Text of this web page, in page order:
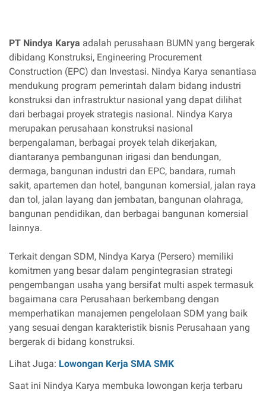
PT Nindya Karya adalah perusahaan BUMN yang bergerak
dibidang Konstruksi, Engineering Procurement
Construction (EPC) dan Investasi. Nindya Karya senantiasa
mendukung program pemerintah dalam bidang industri
konstruksi dan infrastruktur nasional yang dapat dilihat
dari berbagai proyek strategis nasional. Nindya Karya
merupakan perusahaan konstruksi nasional
berpengalaman, berbagai proyek telah dikerjakan,
diantaranya pembangunan irigasi dan bendungan,
dermaga, bangunan industri dan EPC, bandara, rumah
sakit, apartemen dan hotel, bangunan komersial, jalan raya
dan tol, jalan layang dan jembatan, bangunan olahraga,
bangunan pendidikan, dan berbagai bangunan komersial
lainnya.
Terkait dengan SDM, Nindya Karya (Persero) memiliki
komitmen yang besar dalam pengintegrasian strategi
pengembangan usaha yang bersifat multi aspek termasuk
bagaimana cara Perusahaan berkembang dengan
memperhatikan manajemen pengelolaan SDM yang baik
yang sesuai dengan karakteristik bisnis Perusahaan yang
bergerak di bidang konstruksi.
Lihat Juga: Lowongan Kerja SMA SMK
Saat ini Nindya Karya membuka lowongan kerja terbaru